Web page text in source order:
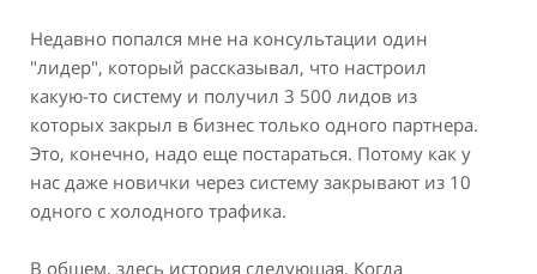
Недавно попался мне на консультации один
"лидер", который рассказывал, что настроил
какую-то систему и получил 3 500 лидов из
которых закрыл в бизнес только одного партнера.
Это, конечно, надо еще постараться. Потому как у
нас даже новички через систему закрывают из 10
одного с холодного трафика.
В общем, здесь история следующая. Когда